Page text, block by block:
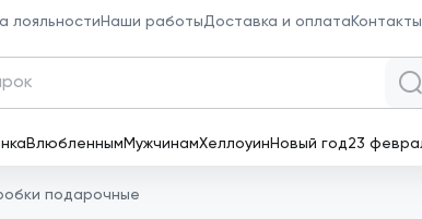
лояльности Наши работыДоставка и оплата Контакты
Влюбленным МужчинамХеллоуин Новый год23
подарочные